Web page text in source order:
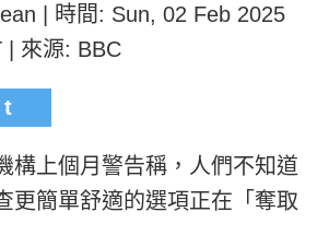
| 時間: Sun, 02 Feb 2025
| 來源: BBC
t
構上個月警告稱，人們不知道
更簡單舒適的選項正在「奪取